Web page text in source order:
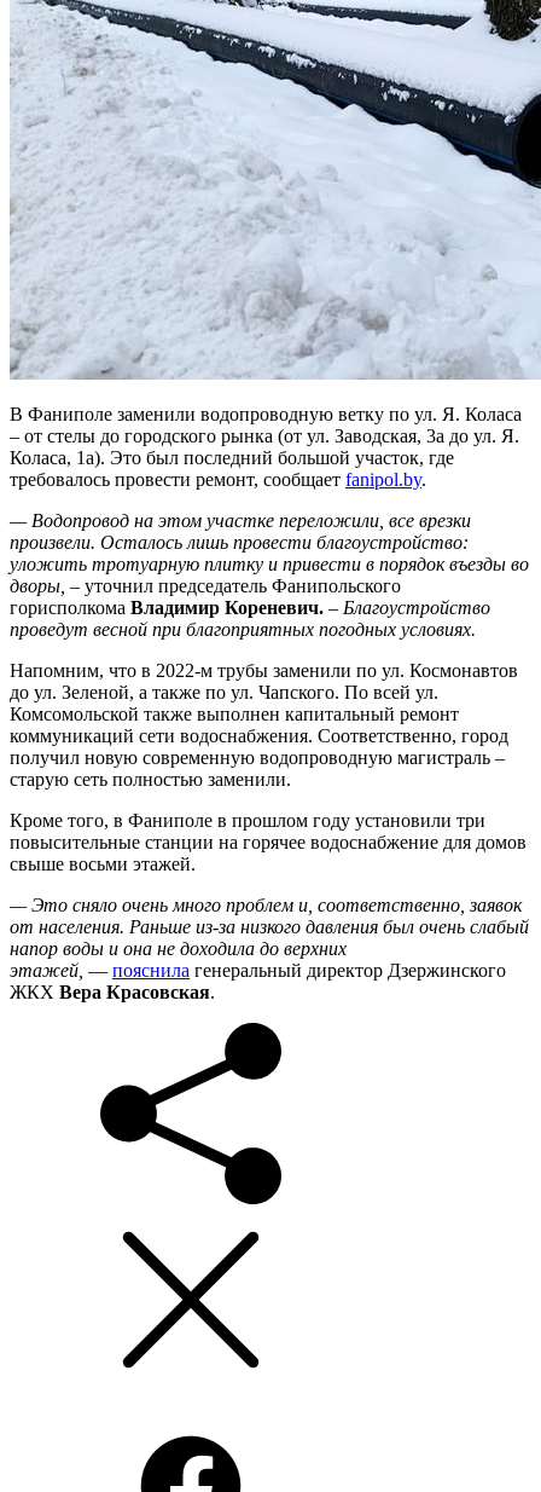
В Фаниполе заменили водопроводную ветку по ул. Я. Коласа
– от стелы до городского рынка (от ул. Заводская, 3а до ул. Я.
Коласа, 1а). Это был последний большой участок, где
требовалось провести ремонт, сообщает fanipol.by.
— Водопровод на этом участке переложили, все врезки
произвели. Осталось лишь провести благоустройство:
уложить тротуарную плитку и привести в порядок въезды во
дворы, – уточнил председатель Фанипольского
горисполкома Владимир Кореневич. – Благоустройство
проведут весной при благоприятных погодных условиях.
Напомним, что в 2022-м трубы заменили по ул. Космонавтов
до ул. Зеленой, а также по ул. Чапского. По всей ул.
Комсомольской также выполнен капитальный ремонт
коммуникаций сети водоснабжения. Соответственно, город
получил новую современную водопроводную магистраль –
старую сеть полностью заменили.
Кроме того, в Фаниполе в прошлом году установили три
повысительные станции на горячее водоснабжение для домов
свыше восьми этажей.
— Это сняло очень много проблем и, соответственно, заявок
от населения. Раньше из-за низкого давления был очень слабый
напор воды и она не доходила до верхних
этажей, — пояснила генеральный директор Дзержинского
ЖКХ Вера Красовская.